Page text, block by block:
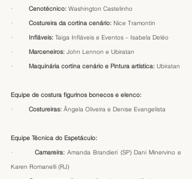
· Cenotécnico: Washington Castelinho
· Costureira da cortina cenário: Nice Tramontin
· Infláveis: Taiga Infláveis e Eventos – Isabela Deléo
· Marceneiros: John Lennon e Ubiratan
· Maquinária cortina cenário e Pintura artística: Ubiratan
Equipe de costura figurinos bonecos e elenco:
· Costureiras: Ângela Oliveira e Denise Evangelista
Equipe Técnica do Espetáculo:
· Camareira: Amanda Brandieri (SP) Dani Minervino e
Karen Romanelli (RJ)